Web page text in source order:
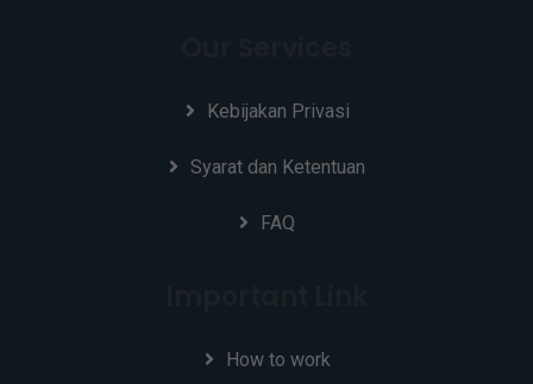
Kebijakan Privasi
Syarat dan Ketentuan
FAQ
How to work